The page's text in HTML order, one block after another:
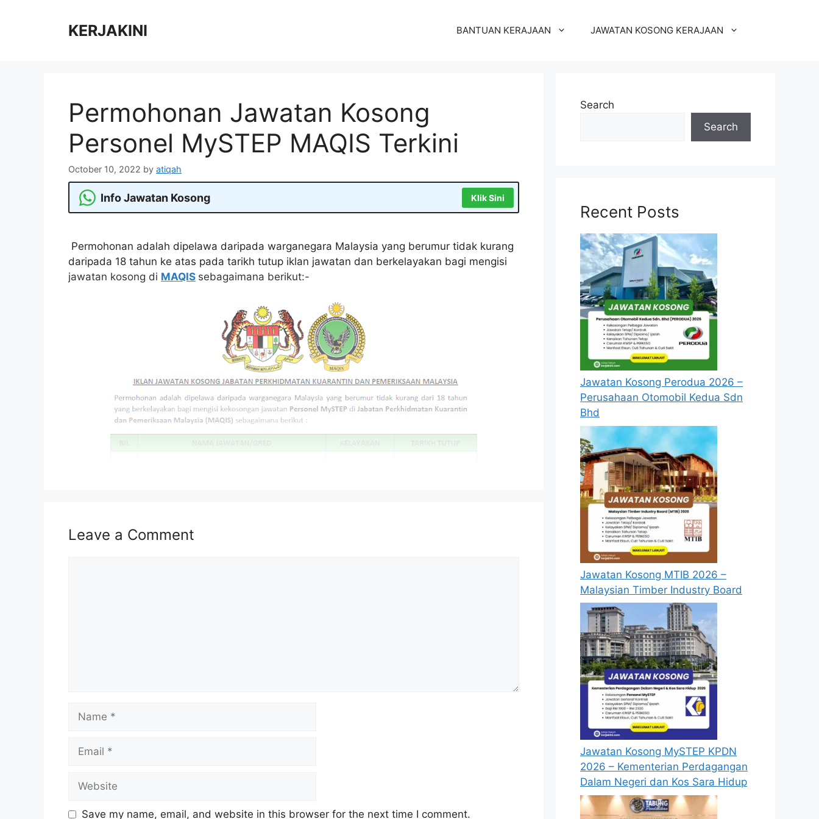
KERJAKINI BANTUAN KERAJAAN JAWATAN KOSONG KERAJAAN
Permohonan Jawatan Kosong
Personel MySTEP MAQIS Terkini
October 10, 2022 by atiqah
Info Jawatan Kosong Klik Sini
Permohonan adalah dipelawa daripada warganegara Malaysia yang berumur tidak kurang
daripada 18 tahun ke atas pada tarikh tutup iklan jawatan dan berkelayakan bagi mengisi
jawatan kosong di MAQIS sebagaimana berikut:-
Isi Kandungan
Kelayakan :
JAWATAN
Penolong Pegawai Tadbir (Personel MySTEP)
Leave a Comment
Name
Email
Website
Save my name, email, and website in this browser for the next time I comment.
Search
Search
Recent Posts
Jawatan Kosong Perodua 2026 –
Perusahaan Otomobil Kedua Sdn
Bhd
Jawatan Kosong MTIB 2026 –
Malaysian Timber Industry Board
Jawatan Kosong MySTEP KPDN
2026 – Kementerian Perdagangan
Dalam Negeri dan Kos Sara Hidup